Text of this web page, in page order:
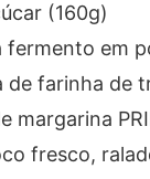
(160g)
fermento em
de farinha de
margarina
fresco,